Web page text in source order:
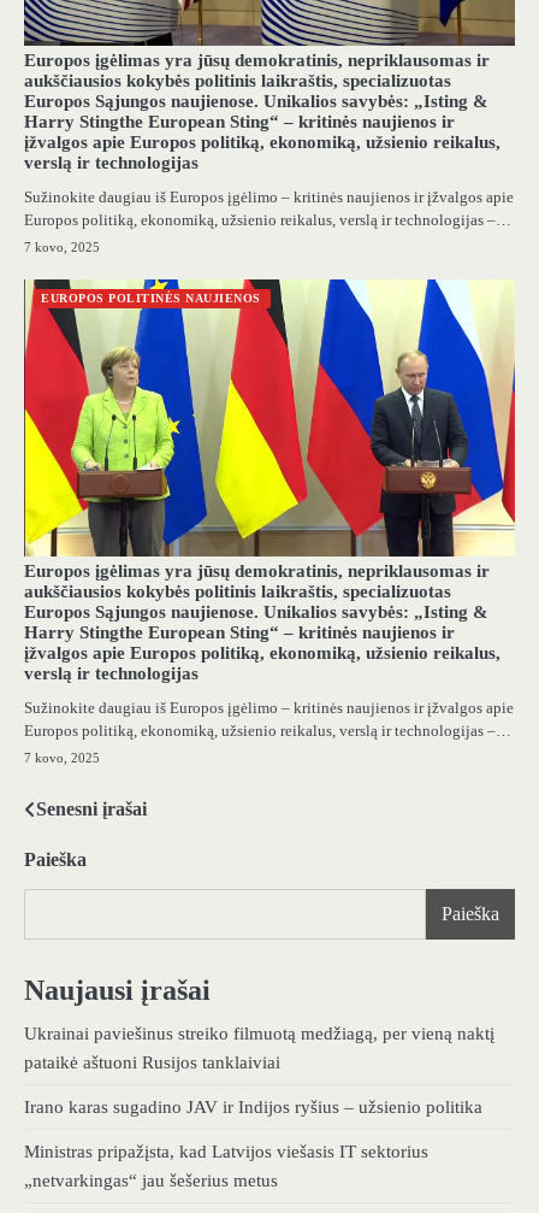
Europos įgėlimas yra jūsų demokratinis, nepriklausomas ir
aukščiausios kokybės politinis laikraštis, specializuotas
Europos Sąjungos naujienose. Unikalios savybės: „Isting &
Harry Stingthe European Sting“ – kritinės naujienos ir
įžvalgos apie Europos politiką, ekonomiką, užsienio reikalus,
verslą ir technologijas
Sužinokite daugiau iš Europos įgėlimo – kritinės naujienos ir įžvalgos apie
Europos politiką, ekonomiką, užsienio reikalus, verslą ir technologijas –…
7 kovo, 2025
EUROPOS POLITINĖS NAUJIENOS
Europos įgėlimas yra jūsų demokratinis, nepriklausomas ir
aukščiausios kokybės politinis laikraštis, specializuotas
Europos Sąjungos naujienose. Unikalios savybės: „Isting &
Harry Stingthe European Sting“ – kritinės naujienos ir
įžvalgos apie Europos politiką, ekonomiką, užsienio reikalus,
verslą ir technologijas
Sužinokite daugiau iš Europos įgėlimo – kritinės naujienos ir įžvalgos apie
Europos politiką, ekonomiką, užsienio reikalus, verslą ir technologijas –…
7 kovo, 2025
Navigacija
tarp
Senesni įrašai
Paieška
Paieška
Naujausi įrašai
Ukrainai paviešinus streiko filmuotą medžiagą, per vieną naktį
pataikė aštuoni Rusijos tanklaiviai
Irano karas sugadino JAV ir Indijos ryšius – užsienio politika
Ministras pripažįsta, kad Latvijos viešasis IT sektorius
„netvarkingas“ jau šešerius metus